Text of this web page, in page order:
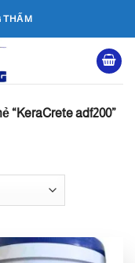
THẤM
“KeraCrete adf200”